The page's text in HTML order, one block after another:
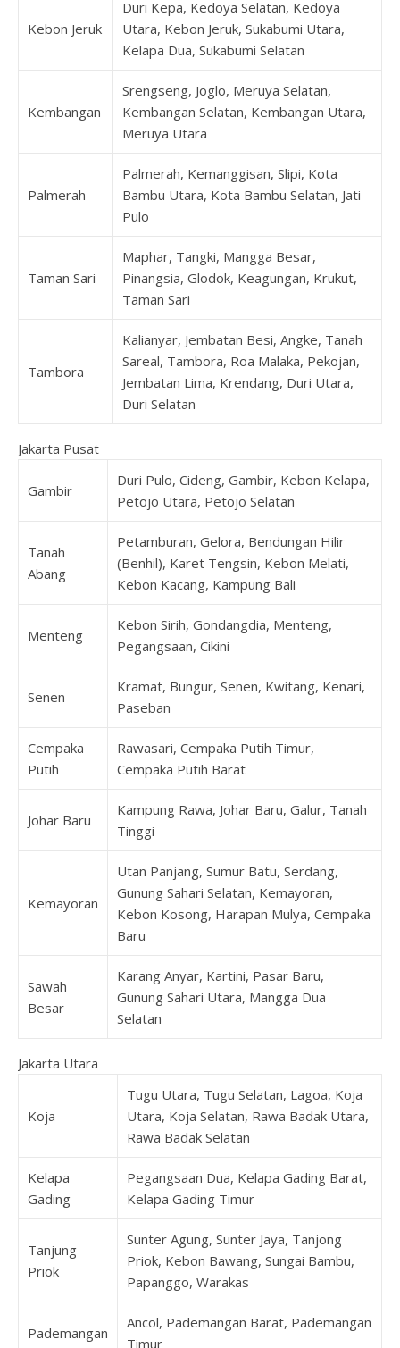
Kebon Jeruk
Duri Kepa, Kedoya Selatan, Kedoya
Utara, Kebon Jeruk, Sukabumi Utara,
Kelapa Dua, Sukabumi Selatan
Kembangan
Srengseng, Joglo, Meruya Selatan,
Kembangan Selatan, Kembangan Utara,
Meruya Utara
Palmerah
Palmerah, Kemanggisan, Slipi, Kota
Bambu Utara, Kota Bambu Selatan, Jati
Pulo
Taman Sari
Maphar, Tangki, Mangga Besar,
Pinangsia, Glodok, Keagungan, Krukut,
Taman Sari
Tambora
Kalianyar, Jembatan Besi, Angke, Tanah
Sareal, Tambora, Roa Malaka, Pekojan,
Jembatan Lima, Krendang, Duri Utara,
Duri Selatan
Jakarta Pusat
Gambir
Duri Pulo, Cideng, Gambir, Kebon Kelapa,
Petojo Utara, Petojo Selatan
Tanah
Abang
Petamburan, Gelora, Bendungan Hilir
(Benhil), Karet Tengsin, Kebon Melati,
Kebon Kacang, Kampung Bali
Menteng
Kebon Sirih, Gondangdia, Menteng,
Pegangsaan, Cikini
Senen
Kramat, Bungur, Senen, Kwitang, Kenari,
Paseban
Cempaka
Putih
Rawasari, Cempaka Putih Timur,
Cempaka Putih Barat
Johar Baru
Kampung Rawa, Johar Baru, Galur, Tanah
Tinggi
Kemayoran
Utan Panjang, Sumur Batu, Serdang,
Gunung Sahari Selatan, Kemayoran,
Kebon Kosong, Harapan Mulya, Cempaka
Baru
Sawah
Besar
Karang Anyar, Kartini, Pasar Baru,
Gunung Sahari Utara, Mangga Dua
Selatan
Jakarta Utara
Koja
Tugu Utara, Tugu Selatan, Lagoa, Koja
Utara, Koja Selatan, Rawa Badak Utara,
Rawa Badak Selatan
Kelapa
Gading
Pegangsaan Dua, Kelapa Gading Barat,
Kelapa Gading Timur
Tanjung
Priok
Sunter Agung, Sunter Jaya, Tanjong
Priok, Kebon Bawang, Sungai Bambu,
Papanggo, Warakas
Pademangan
Ancol, Pademangan Barat, Pademangan
Timur